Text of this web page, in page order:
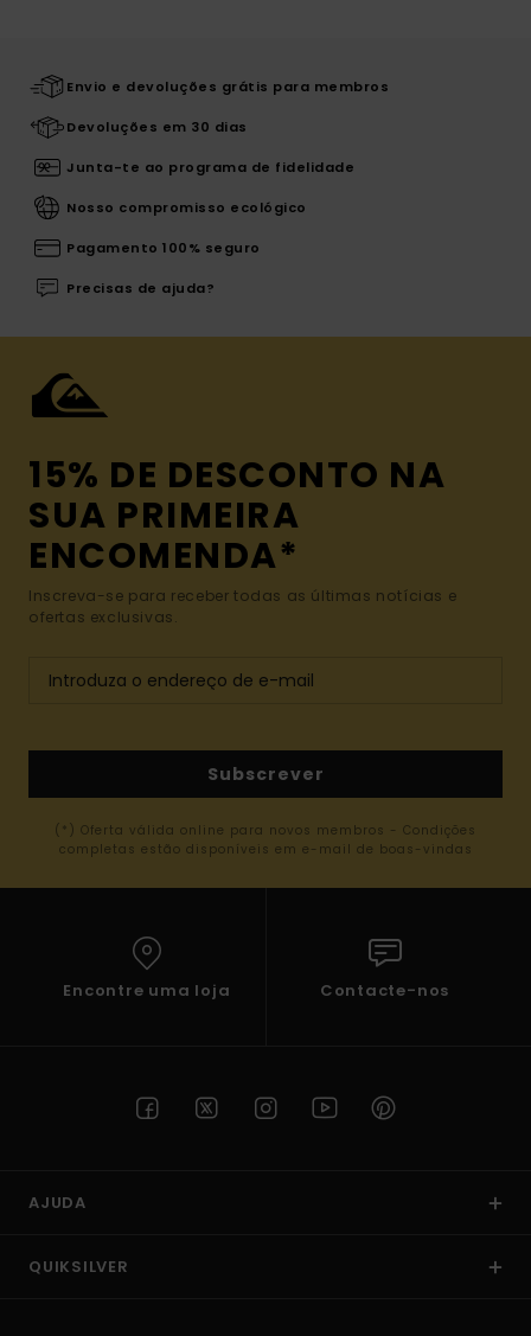
Envio e devoluções grátis para membros
Devoluções em 30 dias
Junta-te ao programa de fidelidade
Nosso compromisso ecológico
Pagamento 100% seguro
Precisas de ajuda?
15% DE DESCONTO NA
SUA PRIMEIRA
ENCOMENDA*
Inscreva-se para receber todas as últimas notícias e
ofertas exclusivas.
Subscrever
(*) Oferta válida online para novos membros - Condições
completas estão disponíveis em e-mail de boas-vindas
Encontre uma loja Contacte-nos
AJUDA
QUIKSILVER